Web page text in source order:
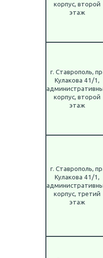
корпус, второй
этаж
г. Ставрополь,
Кулакова 41/1,
корпус, второй
этаж
г. Ставрополь,
Кулакова 41/1,
корпус, третий
этаж